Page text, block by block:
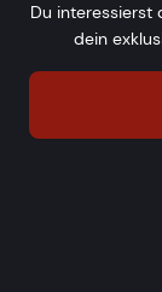
Du interessierst
dein